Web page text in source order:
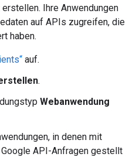
Ihre Anwendungen
auf APIs zugreifen, die
haben.
auf.
.
Webanwendung
in denen mit
API-Anfragen gestellt